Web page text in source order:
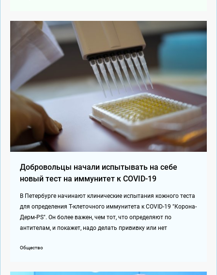
Добровольцы начали испытывать на себе
новый тест на иммунитет к COVID-19
В Петербурге начинают клинические испытания кожного теста
для определения Т-клеточного иммунитета к COVID-19 "Корона-
Дерм-PS". Он более важен, чем тот, что определяют по
антителам, и покажет, надо делать прививку или нет
Общество